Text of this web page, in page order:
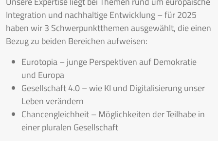
Integration und nachhaltige Entwicklung – für 2025
haben wir 3 Schwerpunktthemen ausgewählt, die einen
Bezug zu beiden Bereichen aufweisen:
Eurotopia – junge Perspektiven auf Demokratie
und Europa
Gesellschaft 4.0 – wie KI und Digitalisierung unser
Leben verändern
Chancengleichheit – Möglichkeiten der Teilhabe in
einer pluralen Gesellschaft